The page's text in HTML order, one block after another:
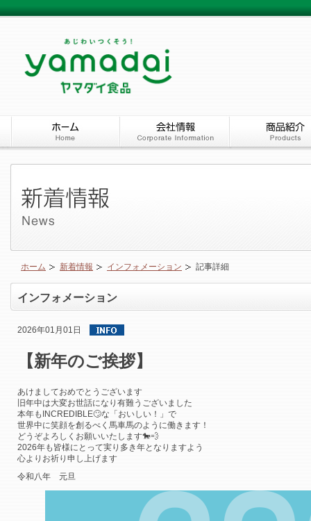
ホーム 新着情報 インフォメーション 記事詳細
インフォメーション
2026年01月01日
【新年のご挨拶】
あけましておめでとうございます
旧年中は大変お世話になり有難うございました
本年も INCREDIBLE🙄な「 おいしい！
」で
世界中に笑顔を創るべく馬車馬のように働きます！
どうぞよろしくお願いいたします🐎💨
2026年も皆様にとって実り多き年となりますよう
心よりお祈り申し上げます
令和八年 元旦